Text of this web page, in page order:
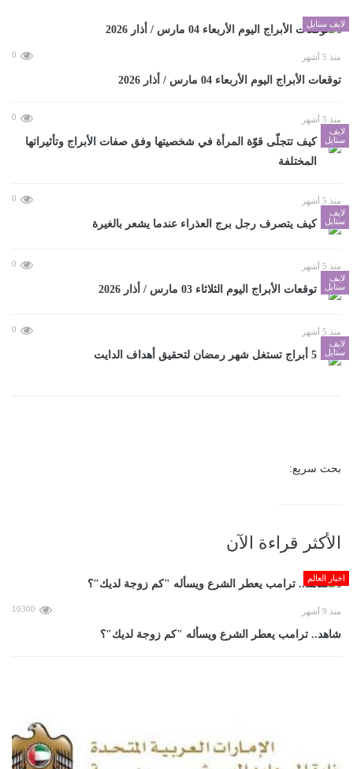
لايف ستايل
منذ 5 أشهر 0
توقعات الأبراج اليوم الأربعاء 04 مارس / أذار 2026
منذ 5 أشهر
0
لايف
ستايل
كيف تتجلّى قوّة المرأة في شخصيتها وفق صفات الأبراج وتأثيراتها
المختلفة
منذ 5 أشهر
0
لايف
ستايل
كيف يتصرف رجل برج العذراء عندما يشعر بالغيرة
منذ 5 أشهر
0
لايف
ستايل
توقعات الأبراج اليوم الثلاثاء 03 مارس / أذار 2026
منذ 5 أشهر
0
لايف
ستايل
5 أبراج تستغل شهر رمضان لتحقيق أهداف الدايت
بحث سريع:
الأكثر قراءة الآن
اخبار العالم
منذ 9 أشهر 10300
شاهد.. ترامب يعطر الشرع ويسأله "كم زوجة لديك"؟